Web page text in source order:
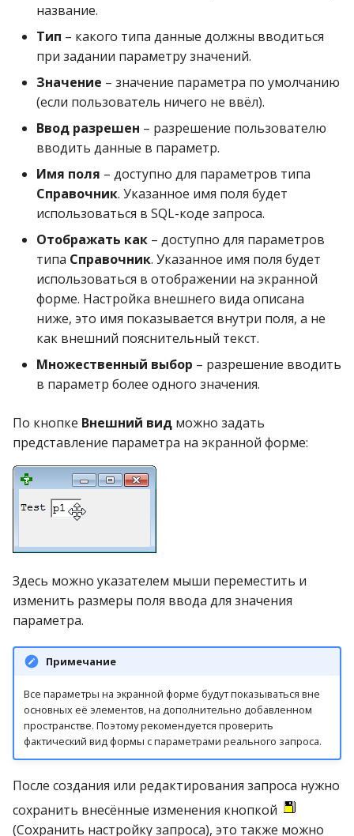
название.
Тип – какого типа данные должны вводиться
при задании параметру значений.
Значение – значение параметра по умолчанию
(если пользователь ничего не ввёл).
Ввод разрешен – разрешение пользователю
вводить данные в параметр.
Имя поля – доступно для параметров типа
Справочник. Указанное имя поля будет
использоваться в SQL-коде запроса.
Отображать как – доступно для параметров
типа Справочник. Указанное имя поля будет
использоваться в отображении на экранной
форме. Настройка внешнего вида описана
ниже, это имя показывается внутри поля, а не
как внешний пояснительный текст.
Множественный выбор – разрешение вводить
в параметр более одного значения.
По кнопке Внешний вид можно задать
представление параметра на экранной форме:
Здесь можно указателем мыши переместить и
изменить размеры поля ввода для значения
параметра.
Примечание
Все параметры на экранной форме будут показываться вне
основных её элементов, на дополнительно добавленном
пространстве. Поэтому рекомендуется проверить
фактический вид формы с параметрами реального запроса.
После создания или редактирования запроса нужно
сохранить внесённые изменения кнопкой
(Сохранить настройку запроса), это также можно